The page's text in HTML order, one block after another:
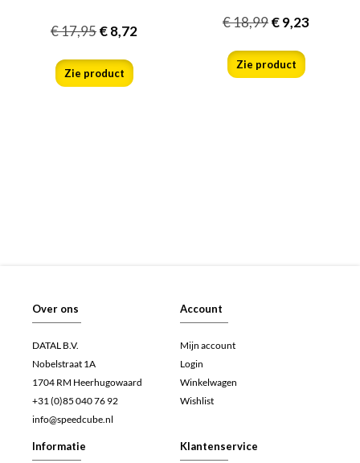
€17,95€8,72
Zie product
€18,99€9,23
Zie product
Over ons
DATAL B.V.
Nobelstraat 1A
1704 RM Heerhugowaard
+31 (0)85 040 76 92
info@speedcube.nl
Account
Mijn account
Login
Winkelwagen
Wishlist
Informatie Klantenservice